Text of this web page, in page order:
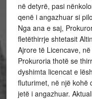
në detyrë, pasi
qenë i angazhuar si
Nga ana e saj,
fletëthirrje shtetasit
Ajrore të Licencave,
Prokuroria thotë se
dyshimta licencat e
fluturimet, në një kohë
jetë i angazhuar.